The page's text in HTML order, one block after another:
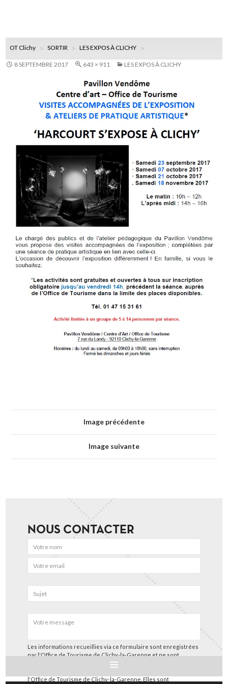
OT Clichy SORTIR LES EXPOS À CLICHY
8 SEPTEMBRE 2017 643 × 911 LES EXPOS À CLICHY
Image précédente
Image suivante
NOUS CONTACTER
Les informations recueillies via ce formulaire sont enregistrées
par l'Office de Tourisme de Clichy-la-Garenne et ne sont
utilisées que pour nous permettre de répondre à votre
l'Office de Tourisme de Clichy-la-Garenne. Elles sont